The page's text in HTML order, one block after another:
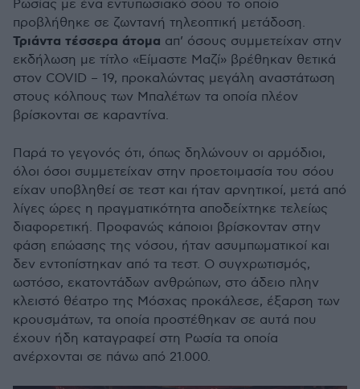
Ρωσίας με ένα εντυπωσιακό σόου το οποίο
προβλήθηκε σε ζωντανή τηλεοπτική μετάδοση.
Τριάντα τέσσερα άτομα απ’ όσους συμμετείχαν στην
εκδήλωση με τίτλο «Είμαστε Μαζί» βρέθηκαν θετικά
στον COVID – 19, προκαλώντας μεγάλη αναστάτωση
στους κόλπους των Μπαλέτων τα οποία πλέον
βρίσκονται σε καραντίνα.
Παρά το γεγονός ότι, όπως δηλώνουν οι αρμόδιοι,
όλοι όσοι συμμετείχαν στην προετοιμασία του σόου
είχαν υποβληθεί σε τεστ και ήταν αρνητικοί, μετά από
λίγες ώρες η πραγματικότητα αποδείχτηκε τελείως
διαφορετική. Προφανώς κάποιοι βρίσκονταν στην
φάση επώασης της νόσου, ήταν ασυμπωματικοί και
δεν εντοπίστηκαν από τα τεστ. Ο συγχρωτισμός,
ωστόσο, εκατοντάδων ανθρώπων, στο άδειο πλην
κλειστό θέατρο της Μόσχας προκάλεσε, έξαρση των
κρουσμάτων, τα οποία προστέθηκαν σε αυτά που
έχουν ήδη καταγραφεί στη Ρωσία τα οποία
ανέρχονται σε πάνω από 21.000.